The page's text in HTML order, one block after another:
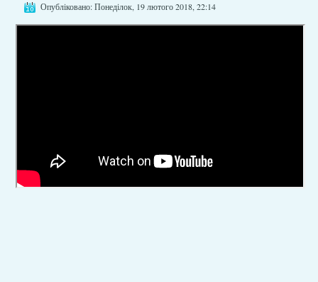
Опубліковано: Понеділок, 19 лютого 2018, 22:14